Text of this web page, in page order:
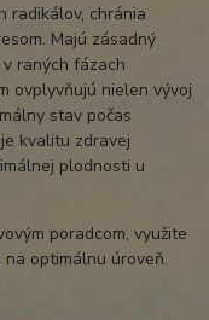
radikálov, chránia
Majú zásadný
raných fázach
ovplyvňujú nielen vývoj
stav počas
kvalitu zdravej
plodnosti u
poradcom, využite
optimálnu úroveň.